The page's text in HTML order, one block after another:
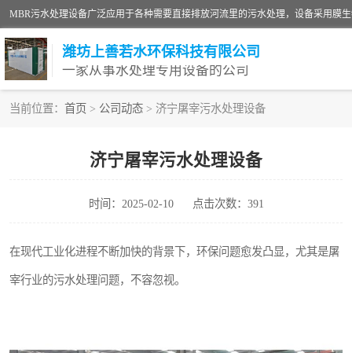
潍坊上善若水环保科技有限公司
一家从事水处理专用设备的公司
当前位置： 首页 > 公司动态 > 济宁屠宰污水处理设备
济宁屠宰污水处理设备
时间：2025-02-10 点击次数：391
在现代工业化进程不断加快的背景下，环保问题愈发凸显，尤其是屠
宰行业的污水处理问题，不容忽视。
洗涤污水处理设备
诊所门诊污水处理设备
养殖污水处理设备